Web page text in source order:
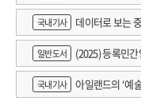
국내기사 데이터로 보는
일반도서 (2025) 등록민
국내기사
아일랜드의 ‘예